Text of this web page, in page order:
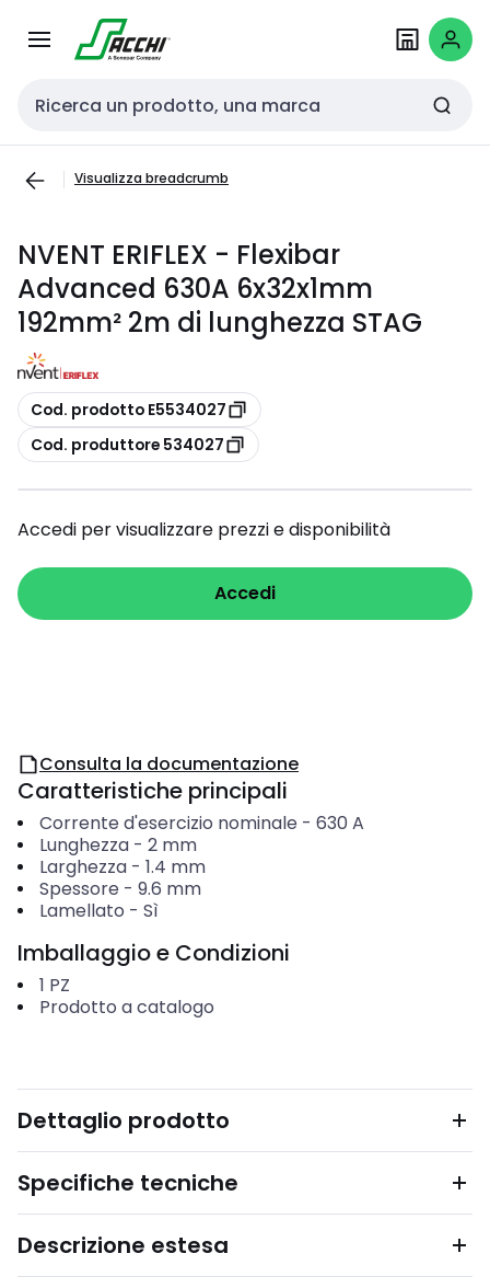
navigazionecontenuto
Cerca input
Visualizza breadcrumb
NVENT ERIFLEX - Flexibar
Advanced 630A 6x32x1mm
192mm² 2m di lunghezza STAG
copia
Cod. prodotto E5534027
copia
Cod. produttore 534027
Accedi per visualizzare prezzi e disponibilità
Accedi
Consulta la documentazione
Caratteristiche principali
Corrente d'esercizio nominale - 630 A
Lunghezza- 2 mm
Larghezza- 1.4 mm
Spessore - 9.6 mm
Lamellato - Sì
Imballaggio e Condizioni
1 PZ
Prodotto a catalogo
Dettaglio prodotto
Specifiche tecniche
Descrizione estesa